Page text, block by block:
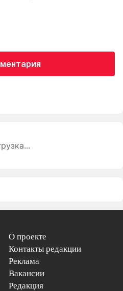
О проекте
Контакты редакции
Реклама
Вакансии
Редакция